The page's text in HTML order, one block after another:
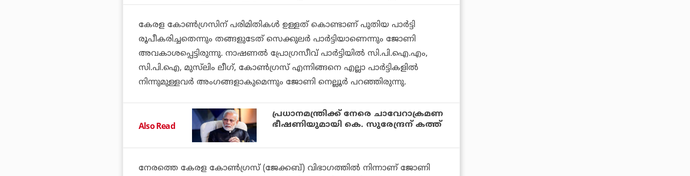
കേരള കോണ്‍ഗ്രസിന് പരിമിതികള്‍ ഉള്ളത് കൊണ്ടാണ് പുതിയ പാര്‍ട്ടി
രൂപീകരിച്ചതെന്നും തങ്ങളുടേത് സെക്കുലര്‍ പാര്‍ട്ടിയാണെന്നും ജോണി
അവകാശപ്പെട്ടിരുന്നു. നാഷണല്‍ പ്രോഗ്രസീവ് പാര്‍ട്ടിയില്‍ സി.പി.ഐ.എം,
സി.പി.ഐ, മുസ്‌ലിം ലീഗ്, കോണ്‍ഗ്രസ് എന്നിങ്ങനെ എല്ലാ പാര്‍ട്ടികളില്‍
നിന്നുമുള്ളവര്‍ അംഗങ്ങളാകുമെന്നും ജോണി നെല്ലൂര്‍ പറഞ്ഞിരുന്നു.
Also Read
പ്രധാനമന്ത്രിക്ക് നേരെ ചാവേറാക്രമണ
ഭീഷണിയുമായി കെ. സുരേന്ദ്രന് കത്ത്
നേരത്തെ കേരള കോണ്‍ഗ്രസ് (ജേക്കബ്) വിഭാഗത്തില്‍ നിന്നാണ് ജോണി